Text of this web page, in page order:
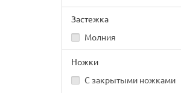
Застежка
Молния
Ножки
С закрытыми ножками